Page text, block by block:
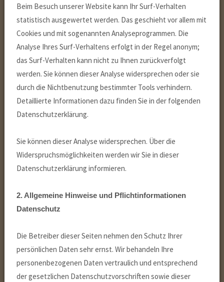
Beim Besuch unserer Website kann Ihr Surf-Verhalten
statistisch ausgewertet werden. Das geschieht vor allem mit
Cookies und mit sogenannten Analyseprogrammen. Die
Analyse Ihres Surf-Verhaltens erfolgt in der Regel anonym;
das Surf-Verhalten kann nicht zu Ihnen zurückverfolgt
werden. Sie können dieser Analyse widersprechen oder sie
durch die Nichtbenutzung bestimmter Tools verhindern.
Detaillierte Informationen dazu finden Sie in der folgenden
Datenschutzerklärung.
Sie können dieser Analyse widersprechen. Über die
Widerspruchsmöglichkeiten werden wir Sie in dieser
Datenschutzerklärung informieren.
2. Allgemeine Hinweise und Pflichtinformationen
Datenschutz
Die Betreiber dieser Seiten nehmen den Schutz Ihrer
persönlichen Daten sehr ernst. Wir behandeln Ihre
personenbezogenen Daten vertraulich und entsprechend
der gesetzlichen Datenschutzvorschriften sowie dieser